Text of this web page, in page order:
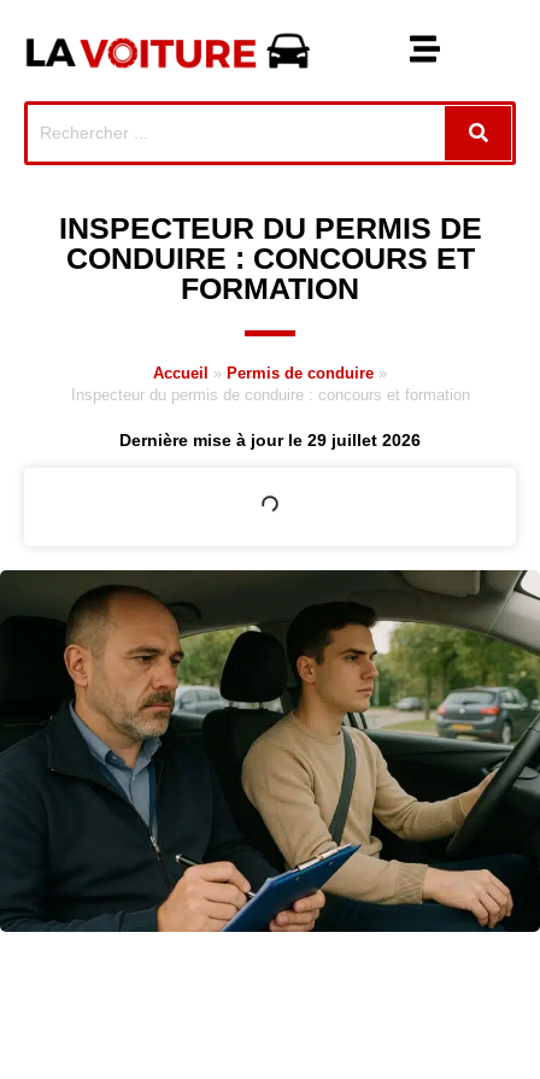
INSPECTEUR DU PERMIS DE
CONDUIRE : CONCOURS ET
FORMATION
Accueil » Permis de conduire »
Inspecteur du permis de conduire : concours et formation
Dernière mise à jour le 29 juillet 2026